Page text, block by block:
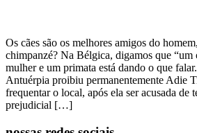
Os cães são os melhores amigos do
chimpanzé? Na Bélgica, digamos que “um
mulher e um primata está dando o que
Antuérpia proibiu permanentemente Adie
frequentar o local, após ela ser acusada de
prejudicial […]